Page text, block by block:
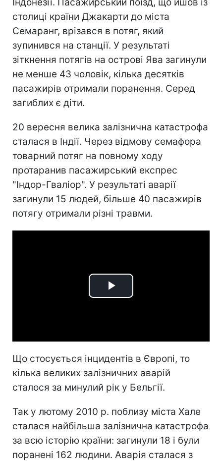
столиці країни Джакарти до міста
Семаранг, врізався в потяг, який
зупинився на станції. У результаті
зіткнення потягів на острові Ява загинули
не менше 43 чоловік, кілька десятків
пасажирів отримали поранення. Серед
загиблих є діти.
20 вересня велика залізнична катастрофа
сталася в Індії. Через відмову семафора
товарний потяг на повному ходу
протаранив пасажирський експрес
"Індор-Гваліор". У результаті аварії
загинули 15 людей, більше 40 пасажирів
потягу отримали різні травми.
Play
Що стосується інцидентів в Європі, то
кілька великих залізничних аварій
сталося за минулий рік у Бельгії.
Так у лютому 2010 р. поблизу міста Хале
сталася найбільша залізнична катастрофа
за всю історію країни: загинули 18 і були
поранені 162 людини. Аварія сталася з